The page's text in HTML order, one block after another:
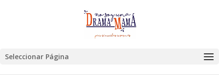
Seleccionar Página